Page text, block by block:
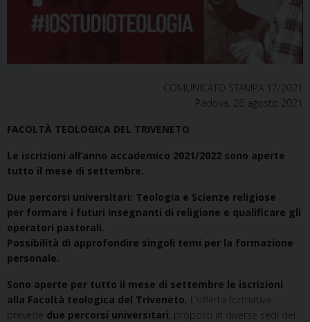
COMUNICATO STAMPA 17/2021
Padova, 26 agosto 2021
FACOLTÀ TEOLOGICA DEL TRIVENETO
Le iscrizioni all’anno accademico 2021/2022 sono aperte
tutto il mese di settembre.
Due percorsi universitari: Teologia e Scienze religiose
per formare i futuri insegnanti di religione e qualificare gli
operatori pastorali.
Possibilità di approfondire singoli temi per la formazione
personale.
Sono aperte per tutto il mese di settembre le iscrizioni
alla Facoltà teologica del Triveneto. L’offerta formativa
prevede due percorsi universitari, proposti in diverse sedi del